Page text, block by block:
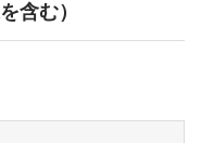
含む）